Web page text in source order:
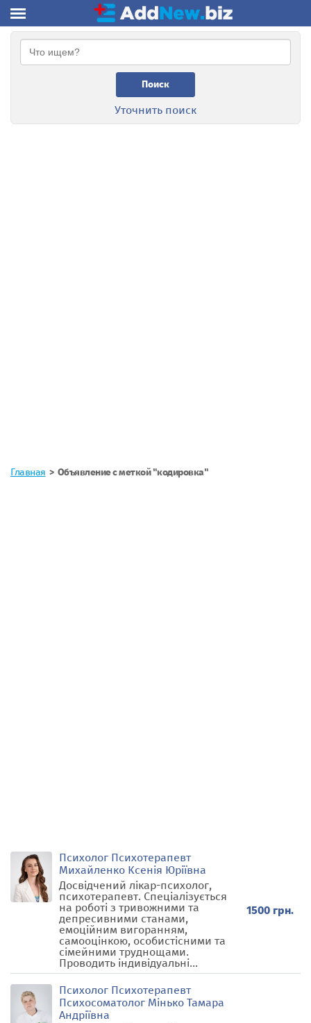
Поиск
Уточнить поиск
Главная Объявление с меткой "кодировка"
Психолог Психотерапевт
Михайленко Ксенія Юріївна
Досвідчений лікар-психолог,
психотерапевт. Спеціалізується
на роботі з тривожними та
депресивними станами,
емоційним вигоранням,
самооцінкою, особистісними та
сімейними труднощами.
Проводить індивідуальні...
1500 грн.
Психолог Психотерапевт
Психосоматолог Мінько Тамара
Андріївна